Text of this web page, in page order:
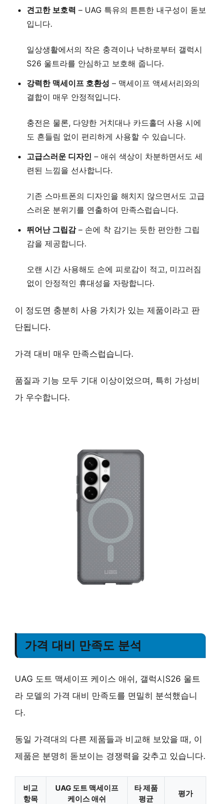
견고한 보호력 – UAG 특유의 튼튼한 내구성이 돋보
입니다.
일상생활에서의 작은 충격이나 낙하로부터 갤럭시
S26 울트라를 안심하고 보호해 줍니다.
강력한 맥세이프 호환성 – 맥세이프 액세서리와의
결합이 매우 안정적입니다.
충전은 물론, 다양한 거치대나 카드홀더 사용 시에
도 흔들림 없이 편리하게 사용할 수 있습니다.
고급스러운 디자인 – 애쉬 색상이 차분하면서도 세
련된 느낌을 선사합니다.
기존 스마트폰의 디자인을 해치지 않으면서도 고급
스러운 분위기를 연출하여 만족스럽습니다.
뛰어난 그립감– 손에 착 감기는 듯한 편안한 그립
감을 제공합니다.
오랜 시간 사용해도 손에 피로감이 적고, 미끄러짐
없이 안정적인 휴대성을 자랑합니다.
이 정도면 충분히 사용 가치가 있는 제품이라고 판
단됩니다.
가격 대비 매우 만족스럽습니다.
품질과 기능 모두 기대 이상이었으며, 특히 가성비
가 우수합니다.
가격 대비 만족도 분석
UAG 도트 맥세이프 케이스 애쉬, 갤럭시S26 울트
라 모델의 가격 대비 만족도를 면밀히 분석했습니
다.
동일 가격대의 다른 제품들과 비교해 보았을 때, 이
제품은 분명히 돋보이는 경쟁력을 갖추고 있습니다.
비교
항목
UAG 도트 맥세이프
케이스 애쉬
타 제품
평균
평가